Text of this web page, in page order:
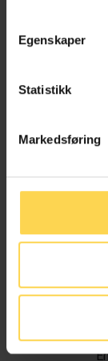
Egenskaper
Statistikk
Markedsføring